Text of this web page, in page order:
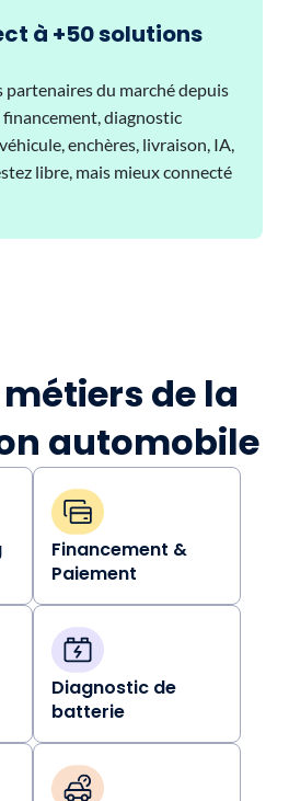
à +50 solutions
partenaires du marché depuis
diagnostic
enchères, livraison, IA,
libre, mais mieux connecté
de la
automobile
Financement &
Paiement
Diagnostic de
batterie